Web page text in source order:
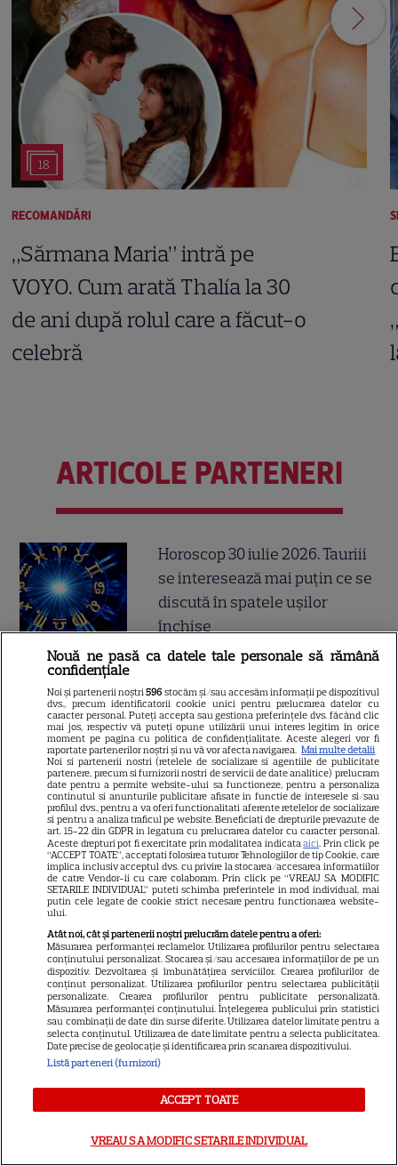
18
RECOMANDĂRI
„Sărmana Maria” intră pe
VOYO. Cum arată Thalía la 30
de ani după rolul care a făcut-o
celebră
ARTICOLE PARTENERI
Horoscop 30 iulie 2026. Tauriii
se interesează mai puțin ce se
discută în spatele ușilor
închise
Luna plină din 29 iulie
deschide un nou capitol. Este
momentul astral care îți poate
schimba direcția vieții
Ploaia de meteori Delta
Aquaride 2026: când o poți
vedea cel mai bine
Câte calorii are pepenele roșu
– beneficii și contraindicații
Nouă ne pasă ca datele tale personale să rămână
confidențiale
Noi și partenerii noștri596 stocăm și/sau accesăm informații pe dispozitivul
dvs., precum identificatorii cookie unici pentru prelucrarea datelor cu
caracter personal. Puteți accepta sau gestiona preferințele dvs. făcând clic
mai jos, respectiv vă puteți opune utilizării unui interes legitim în orice
moment pe pagina cu politica de confidențialitate. Aceste alegeri vor fi
raportate partenerilor noștri și nu vă vor afecta navigarea. Mai multe detalii
Noi si partenerii nostri (retelele de socializare si agentiile de publicitate
partenere, precum si furnizorii nostri de servicii de date analitice) prelucram
date pentru a permite website-ului sa functioneze, pentru a personaliza
continutul si anunturile publicitare afisate in functie de interesele si/sau
profilul dvs., pentru a va oferi functionalitati aferente retelelor de socializare
si pentru a analiza traficul pe website. Beneficiati de drepturile prevazute de
art. 15-22 din GDPR in legatura cu prelucrarea datelor cu caracter personal.
Aceste drepturi pot fi exercitate prin modalitatea indicataaici. Prin click pe
“ACCEPT TOATE”, acceptati folosirea tuturor Tehnologiilor de tip Cookie, care
implica inclusiv acceptul dvs. cu privire la stocarea/accesarea informatiilor
de catre Vendor-ii cu care colaboram. Prin click pe “VREAU SA MODIFIC
SETARILE INDIVIDUAL” puteti schimba preferintele in mod individual, mai
putin cele legate de cookie strict necesare pentru functionarea website-
ului.
Atât noi, cât și partenerii noștri prelucrăm datele pentru a oferi:
Măsurarea performanței reclamelor. Utilizarea profilurilor pentru selectarea
conținutului personalizat. Stocarea și/sau accesarea informațiilor de pe un
dispozitiv. Dezvoltarea și îmbunătățirea serviciilor. Crearea profilurilor de
conținut personalizat. Utilizarea profilurilor pentru selectarea publicității
personalizate. Crearea profilurilor pentru publicitate personalizată.
Măsurarea performanței conținutului. Înțelegerea publicului prin statistici
sau combinații de date din surse diferite. Utilizarea datelor limitate pentru a
selecta conținutul. Utilizarea de date limitate pentru a selecta publicitatea.
Date precise de geolocație și identificarea prin scanarea dispozitivului.
Listă parteneri (furnizori)
ACCEPT TOATE
VREAU SA MODIFIC SETARILE INDIVIDUAL